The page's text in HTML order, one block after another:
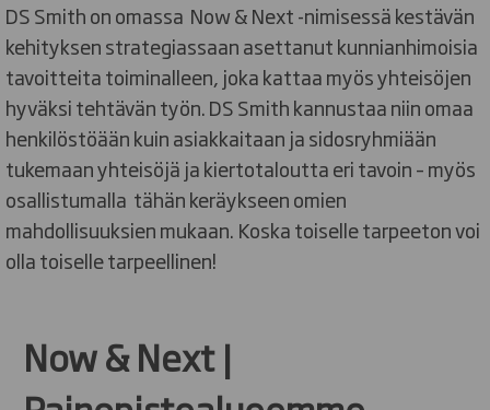
DS Smith on omassa Now & Next -nimisessä kestävän
kehityksen strategiassaan asettanut kunnianhimoisia
tavoitteita toiminalleen, joka kattaa myös yhteisöjen
hyväksi tehtävän työn. DS Smith kannustaa niin omaa
henkilöstöään kuin asiakkaitaan ja sidosryhmiään
tukemaan yhteisöjä ja kiertotaloutta eri tavoin – myös
osallistumalla tähän keräykseen omien
mahdollisuuksien mukaan. Koska toiselle tarpeeton voi
olla toiselle tarpeellinen!
Now & Next |